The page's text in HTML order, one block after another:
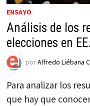
ENSAYO
Análisis de los
elecciones en
porAlfredo Liébana
Para analizar los
que hay que